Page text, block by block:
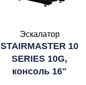
Эскалатор
STAIRMASTER 10
SERIES 10G,
консоль 16"